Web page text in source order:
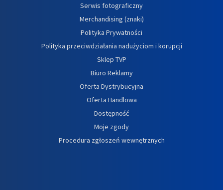
Serwis fotograficzny
Merchandising (znaki)
Polityka Prywatności
Polityka przeciwdziałania nadużyciom i korupcji
Sklep TVP
Biuro Reklamy
Oferta Dystrybucyjna
Oferta Handlowa
Dostępność
Moje zgody
Procedura zgłoszeń wewnętrznych